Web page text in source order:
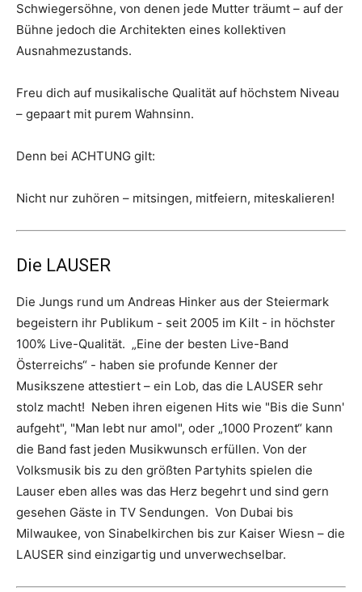
Schwiegersöhne, von denen jede Mutter träumt – auf der
Bühne jedoch die Architekten eines kollektiven
Ausnahmezustands.
Freu dich auf musikalische Qualität auf höchstem Niveau
– gepaart mit purem Wahnsinn.
Denn bei ACHTUNG gilt:
Nicht nur zuhören – mitsingen, mitfeiern, miteskalieren!
Die LAUSER
Die Jungs rund um Andreas Hinker aus der Steiermark
begeistern ihr Publikum - seit 2005 im Kilt - in höchster
100% Live-Qualität. „Eine der besten Live-Band
Österreichs“ - haben sie profunde Kenner der
Musikszene attestiert – ein Lob, das die LAUSER sehr
stolz macht! Neben ihren eigenen Hits wie "Bis die Sunn'
aufgeht", "Man lebt nur amol", oder „1000 Prozent“ kann
die Band fast jeden Musikwunsch erfüllen. Von der
Volksmusik bis zu den größten Partyhits spielen die
Lauser eben alles was das Herz begehrt und sind gern
gesehen Gäste in TV Sendungen. Von Dubai bis
Milwaukee, von Sinabelkirchen bis zur Kaiser Wiesn – die
LAUSER sind einzigartig und unverwechselbar.